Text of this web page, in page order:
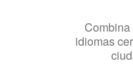
idiomas